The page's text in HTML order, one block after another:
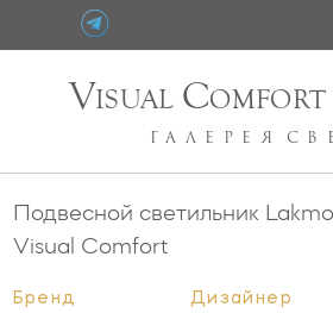
VISUAL COMFORT
ГАЛЕРЕЯ
Подвесной светильник
Visual Comfort
Бренд
Дизайнер